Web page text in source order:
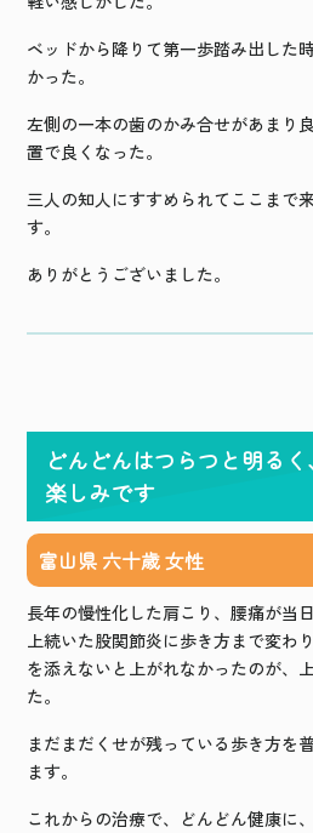
ベッドから降りて第一歩踏み出した
かった。
左側の一本の歯のかみ合せがあまり
置で良くなった。
三人の知人にすすめられてここまで
す。
ありがとうございました。
どんどんはつらつと明る
楽しみです
富山県 六十歳 女性
長年の慢性化した肩こり、腰痛が当
上続いた股関節炎に歩き方まで変わ
を添えないと上がれなかったのが、
た。
まだまだくせが残っている歩き方を
ます。
これからの治療で、どんどん健康に